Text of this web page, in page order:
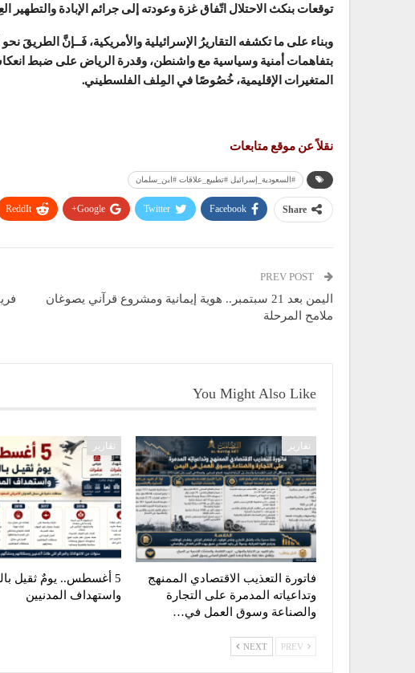
توقعات بنكث الاحتلال اتّفاق غزة وعودته إلى جرائم الإبادة والتطهير
وبناء على ما تكشفه التقاريرُ الإسرائيلية والأمريكية، فَــإنَّ
بتفاهمات أمنية وسياسية مع واشنطن، وقدرة الرياض على ضبط
المتغيرات الإقليمية، خُصُوصًا في المِلف الفلسطيني.
نقلاً عن موقع متابعات
#السعودية_إسرائيل #تطبيع_علاقات #ابن_سلمان
Share
Facebook
Twitter
Google+
ReddIt
اليمن بعد 21 سبتمبر.. هوية إيمانية ومشروع قرآني يصوغان
ملامح المرحلة
You Might Also Like
تقارير
فاتورة التعذيب الاقتصادي الممنهج
وتداعياته المدمرة على التجارة
والصناعة وسوق العمل في…
تقارير
5 أغسطس.. يومٌ ثقيل
واستهداف المدنيين
NEXT